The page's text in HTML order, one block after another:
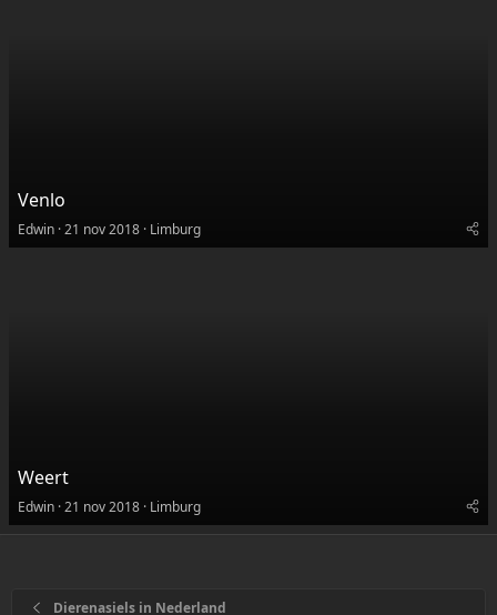
Venlo
Edwin 21 nov 2018 Limburg
Weert
Edwin 21 nov 2018 Limburg
Dierenasiels in Nederland